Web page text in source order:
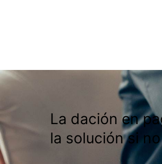
La dación en
la solución si